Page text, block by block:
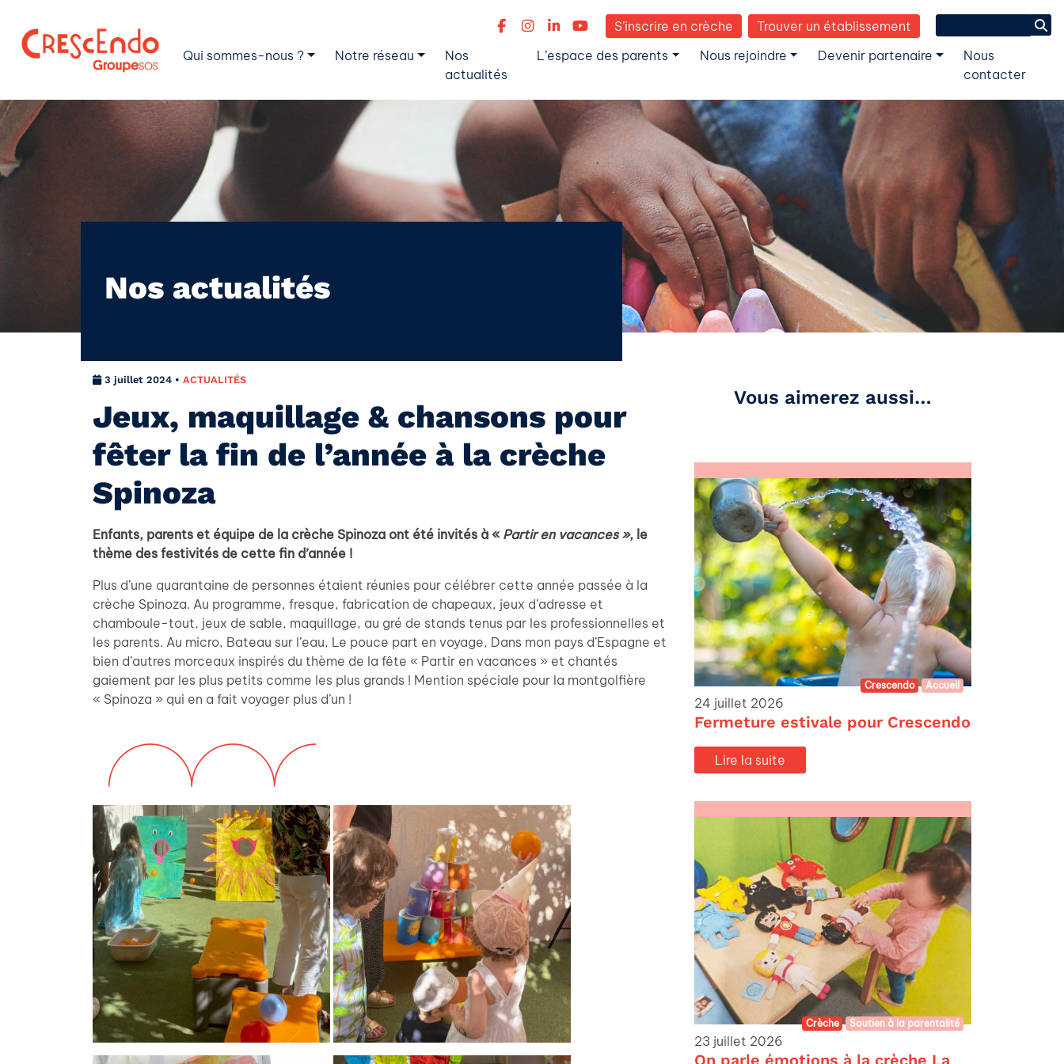
S’inscrire en crèche Trouver un établissement
Qui sommes-nous ?
Notre réseau
Nos
actualités
L’espace des parents Nous rejoindre Devenir partenaire
Nous
contacter
Nos actualités
3 juillet 2024 • ACTUALITÉS
Jeux, maquillage & chansons pour
fêter la fin de l’année à la crèche
Spinoza
Enfants, parents et équipe de la crèche Spinoza ont été invités à « Partir en vacances », le
thème des festivités de cette fin d’année !
Plus d’une quarantaine de personnes étaient réunies pour célébrer cette année passée à la
crèche Spinoza. Au programme, fresque, fabrication de chapeaux, jeux d’adresse et
chamboule-tout, jeux de sable, maquillage, au gré de stands tenus par les professionnelles et
les parents. Au micro, Bateau sur l’eau, Le pouce part en voyage, Dans mon pays d’Espagne et
bien d’autres morceaux inspirés du thème de la fête « Partir en vacances » et chantés
gaiement par les plus petits comme les plus grands ! Mention spéciale pour la montgolfière
« Spinoza » qui en a fait voyager plus d’un !
Vous aimerez aussi…
Crescendo Accueil
24 juillet 2026
Fermeture estivale pour Crescendo
Lire la suite
Crèche Soutien à la parentalité
23 juillet 2026
On parle émotions à la crèche La